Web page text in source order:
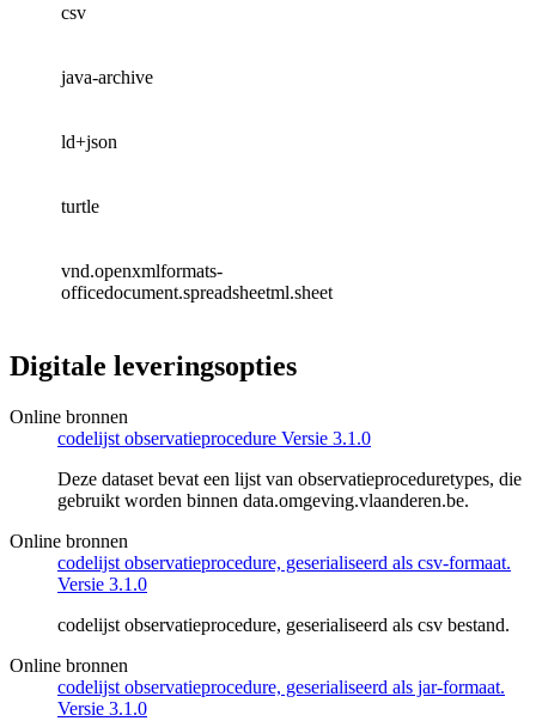
csv
java-archive
ld+json
turtle
vnd.openxmlformats-
officedocument.spreadsheetml.sheet
Digitale leveringsopties
Online bronnen
codelijst observatieprocedure Versie 3.1.0
Deze dataset bevat een lijst van observatieproceduretypes, die
gebruikt worden binnen data.omgeving.vlaanderen.be.
Online bronnen
codelijst observatieprocedure, geserialiseerd als csv-formaat.
Versie 3.1.0
codelijst observatieprocedure, geserialiseerd als csv bestand.
Online bronnen
codelijst observatieprocedure, geserialiseerd als jar-formaat.
Versie 3.1.0